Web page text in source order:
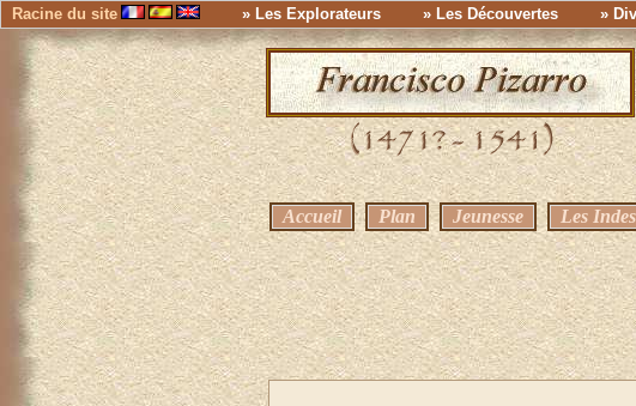
Racine du site » Les Explorateurs » Les Découvertes »
Accueil Plan Jeunesse Les Indes